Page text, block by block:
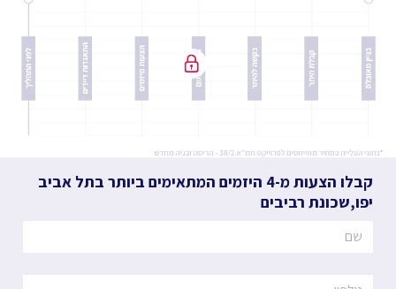
קבלו הצעות מ-4 היזמים המתאימים ביותר
בתל אביב
יפו,שכונת רביבים